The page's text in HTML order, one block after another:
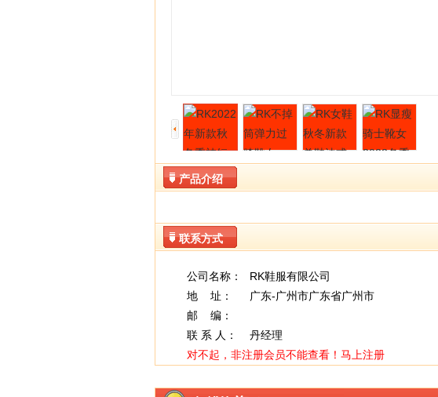
产品介绍
联系方式
公司名称：
RK鞋服有限公司
地 址：
广东-广州市广东省广州市
邮 编：
联 系 人：
丹经理
对不起，非注册会员不能查看！ 马上注册